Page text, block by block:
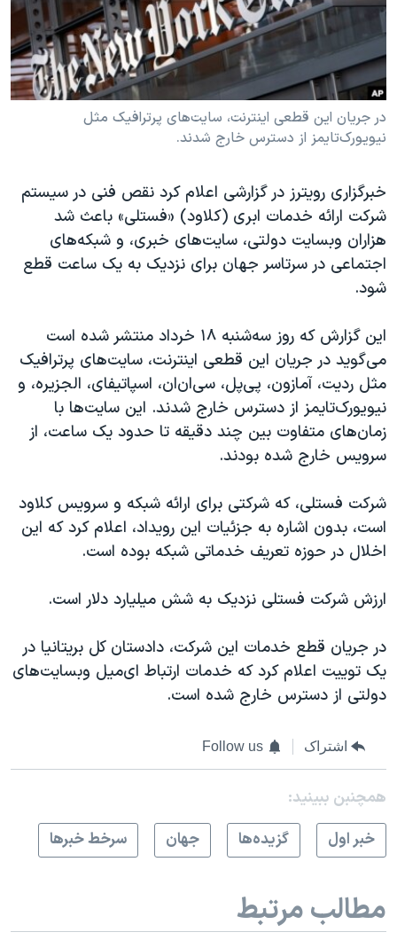
فرهنگ و زندگی
حقوق شهروندی
اقتصادی
علم و فناوری
اسرائیل در جنگ
آرشیو پخش زنده
مستندها
انتخابات ریاست جمهوری آمریکا ۲۰۲۴
حمله جمهوری اسلامی به اسرائیل
رمز مهسا
ورزش زنان در ایران
مجموعه مستندهای دادخواهی
تریبونال مردمی آبان ۹۸
دادگاه حمید نوری
قانون شفافیت دارائی کادر رهبری ایران
اعتراضات مردمی آبان ۹۸
اسرائیل در جنگ
نرگس محمدی برنده جایزه نوبل صلح
همایش محافظه‌کاران آمریکا «سی‌پک»
صفحه‌های ویژه
سفر پرزیدنت ترامپ به چین
دنبال کنید
زبانهای مختلف
در جریان این قطعی اینترنت، سایت‌های پرترافیک مثل
نیویورک‌تایمز از دسترس خارج شدند.
خبرگزاری رویترز در گزارشی اعلام کرد نقص فنی در سیستم
شرکت ارائه خدمات ابری (کلاود) «فستلی» باعث شد
هزاران وبسایت دولتی، سایت‌های خبری، و شبکه‌های
اجتماعی در سرتاسر جهان برای نزدیک به یک ساعت قطع
شود.
این گزارش که روز سه‌شنبه ۱۸ خرداد منتشر شده است
می‌گوید در جریان این قطعی اینترنت، سایت‌های پرترافیک
مثل رد‌یت، آمازون، پی‌پل، سی‌ان‌ان، اسپاتیفای، الجزیره، و
نیویورک‌تایمز از دسترس خارج شدند. این سایت‌ها با
زمان‌های متفاوت بین چند دقیقه تا حدود یک ساعت، از
سرویس خارج شده بودند.
شرکت فستلی، که شرکتی برای ارائه شبکه و سرویس کلاود
است، بدون اشاره به جزئیات این رویداد، اعلام کرد که این
اخلال در حوزه تعریف خدماتی شبکه بوده است.
ارزش شرکت فستلی نزدیک به شش میلیارد دلار است.
در جریان قطع خدمات این شرکت، دادستان کل بریتانیا در
یک توییت اعلام کرد که خدمات ارتباط ای‌میل وبسایت‌های
دولتی از دسترس خارج شده است.
اشتراک Follow us
همچنبن ببینید:
خبر اول
گزيده‌ها جهان سرخط خبرها
مطالب مرتبط